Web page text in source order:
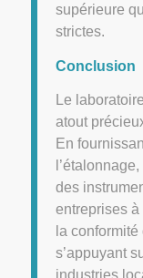
supérieure
strictes.
Conclusion
Le
atout
En
des
entreprises
la
s’appuyant
industries